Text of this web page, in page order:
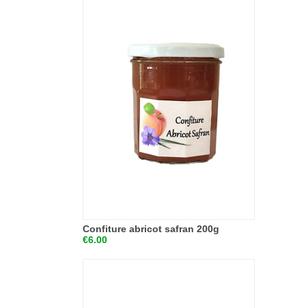
Confiture abricot safran 200g
€6.00